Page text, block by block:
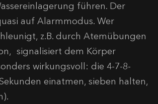
führen. Der
auf Alarmmodus. Wer
z.B. durch Atemübungen
signalisiert dem Körper
wirkungsvoll: die 4-7-8-
einatmen, sieben halten,